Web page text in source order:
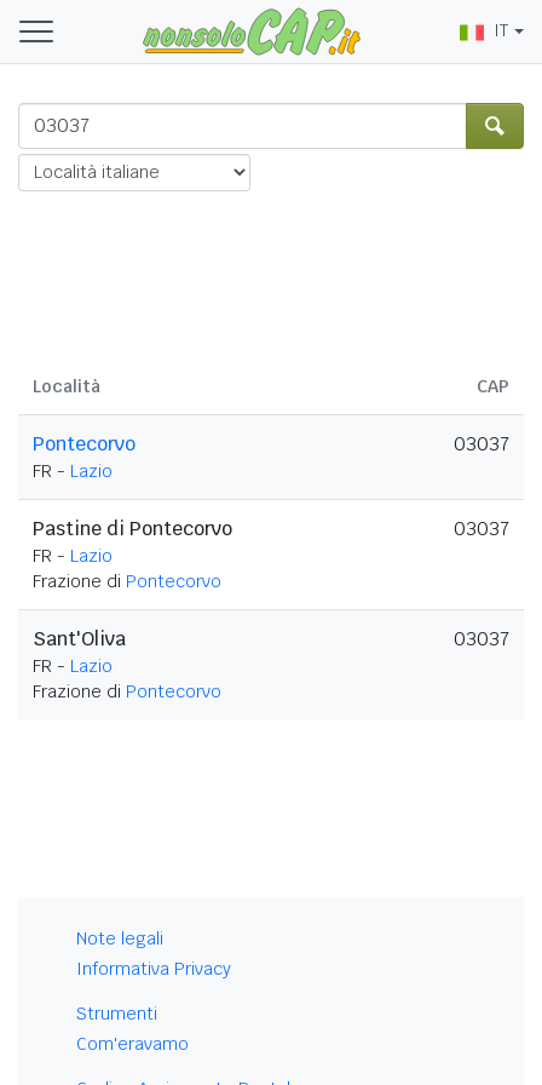
IT
Località CAP
Pontecorvo
FR - Lazio
03037
Pastine di Pontecorvo
FR - Lazio
Frazione di Pontecorvo
03037
Sant'Oliva
FR - Lazio
Frazione di Pontecorvo
03037
Note legali
Informativa Privacy
Strumenti
Com'eravamo